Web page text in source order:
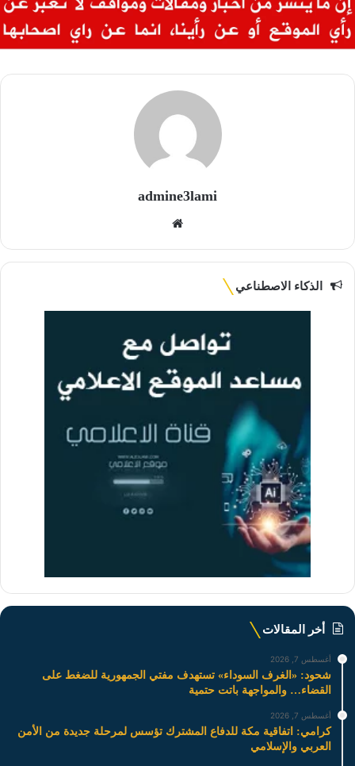
admine3lami
الذكاء الاصطناعي
أخر المقالات
أغسطس 7, 2026
شحود: «الغرف السوداء» تستهدف مفتي الجمهورية للضغط على
القضاء… والمواجهة باتت حتمية
أغسطس 7, 2026
كرامي: اتفاقية مكة للدفاع المشترك تؤسس لمرحلة جديدة من الأمن
العربي والإسلامي